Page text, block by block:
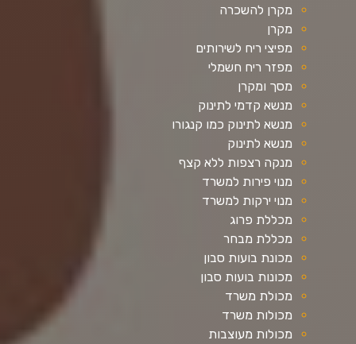
מקרן להשכרה
מקרן
מפיצי ריח לשירותים
מפזר ריח חשמלי
מסך ומקרן
מנשא קדמי לתינוק
מנשא לתינוק כמו קנגורו
מנשא לתינוק
מנקה רצפות ללא קצף
מנוי פירות למשרד
מנוי ירקות למשרד
מכללת פרוג
מכללת מבחר
מכונת בועות סבון
מכונות בועות סבון
מכולת משרד
מכולות משרד
מכולות מעוצבות